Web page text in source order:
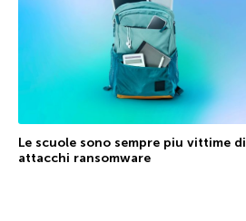
Le scuole sono sempre piu vittime di
attacchi ransomware